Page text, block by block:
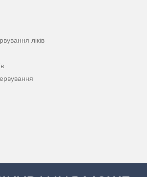
ліків